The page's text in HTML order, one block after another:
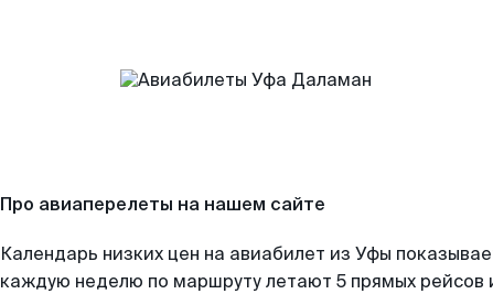
Про авиаперелеты на нашем сайте
Календарь низких цен на авиабилет из Уфы
каждую неделю по маршруту летают 5 прямых рейсов